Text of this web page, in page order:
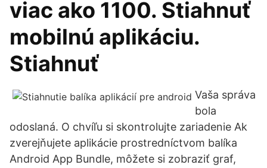
viac ako 1100. Stiahnuť
mobilnú aplikáciu.
Stiahnuť
Vaša správa
bola
odoslaná. O chvíľu si skontrolujte zariadenie Ak
zverejňujete aplikácie prostredníctvom balíka
Android App Bundle, môžete si zobraziť graf,